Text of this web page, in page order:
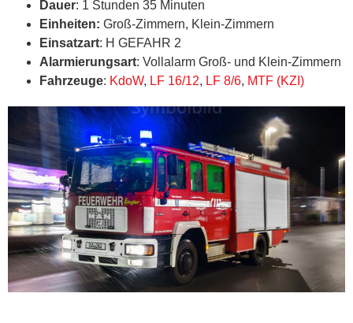
Dauer: 1 Stunden 35 Minuten
Einheiten: Groß-Zimmern, Klein-Zimmern
Einsatzart: H GEFAHR 2
Alarmierungsart: Vollalarm Groß- und Klein-Zimmern
Fahrzeuge: KdoW, LF 16/12, LF 8/6, MTF (KZI)